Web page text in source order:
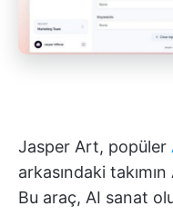
Jasper Art, popüler
arkasındaki
Bu araç, AI sanat